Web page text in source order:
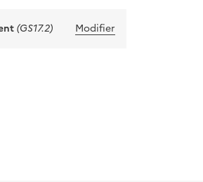
(GS17.2) Modifier